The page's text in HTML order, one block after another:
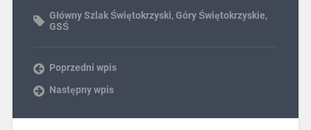
Główny Szlak Świętokrzyski,Góry Świętokrzyskie,
GSŚ
Poprzedni wpis
Następny wpis